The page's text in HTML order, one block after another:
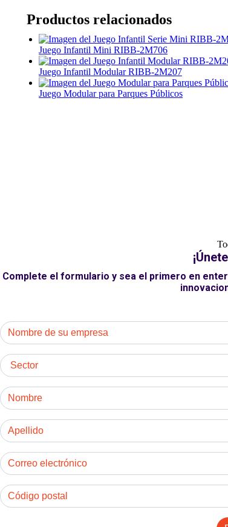
Productos relacionados
Juego Infantil Mini RIBB-2M706
Juego Infantil Modular RIBB-2M207
Juego Modular para Parques Públicos
Complete el formulario y sea el primero en